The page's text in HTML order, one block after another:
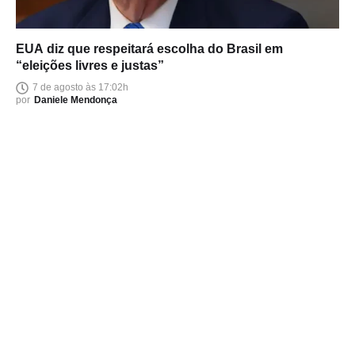
EUA diz que respeitará escolha do Brasil em
“eleições livres e justas”
7 de agosto às 17:02h
por Daniele Mendonça